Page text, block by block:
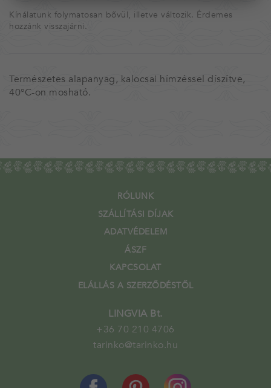
Kínálatunk folymatosan bővül, illetve változik. Érdemes
hozzánk visszajárni.
Természetes alapanyag, kalocsai hímzéssel díszítve,
40°C-on mosható.
RÓLUNK
SZÁLLÍTÁSI DÍJAK
ADATVÉDELEM
ÁSZF
KAPCSOLAT
ELÁLLÁS A SZERZŐDÉSTŐL
LINGVIA Bt.
+36 70 210 4706
tarinko@tarinko.hu